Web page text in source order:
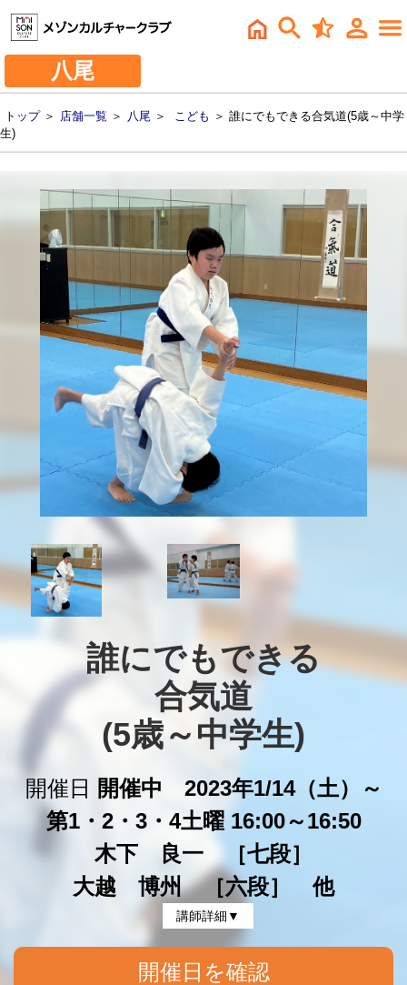
八尾
トップ＞ 店舗一覧 ＞ 八尾 ＞ こども ＞ 誰にでもできる合気道(5歳～中学
生)
誰にでもできる
合気道
(5歳～中学生)
開催日
開催中 2023年1/14（土）～
第1・2・3・4土曜 16:00～16:50
木下 良一 ［七段］
大越 博州 ［六段］ 他
講師詳細▼
開催日を確認